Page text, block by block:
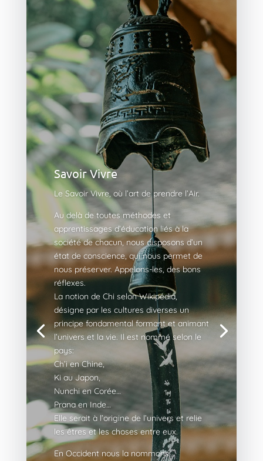
Savoir Vivre
Le Savoir Vivre, où l’art de prendre l’Air.
Au delà de toutes méthodes et
apprentissages d’éducation liés à la
société de chacun, nous disposons d’un
état de conscience, qui nous permet de
nous préserver. Appelons-les, des bons
réflexes.
La notion de Chi selon Wikipédia,
désigne par les cultures diverses un
principe fondamental formant et animant
l’univers et la vie. Il est nommé selon le
pays:
Ch’i en Chine,
Ki au Japon,
Nunchi en Corée…
Prana en Inde…
Elle serait à l’origine de l’univers et relie
les êtres et les choses entre eux.
En Occident nous la nommons